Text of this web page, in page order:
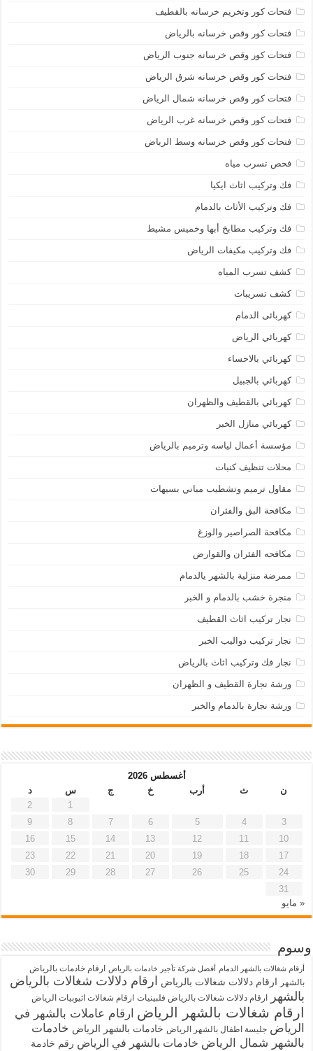
فتحات كور وتخريم خرسانه بالقطيف
فتحات كور وقص خرسانه بالرياض
فتحات كور وقص خرسانه جنوب الرياض
فتحات كور وقص خرسانه شرق الرياض
فتحات كور وقص خرسانه شمال الرياض
فتحات كور وقص خرسانه غرب الرياض
فتحات كور وقص خرسانه وسط الرياض
فحص تسرب مياه
فك وتركيب اثاث ايكيا
فك وتركيب الأثاث بالدمام
فك وتركيب مطابخ أبها وخميس مشيط
فك وتركيب مكيفات الرياض
كشف تسرب المياه
كشف تسريبات
كهربائى الدمام
كهربائي الرياض
كهربائي بالاحساء
كهربائي بالجبيل
كهربائي بالقطيف والظهران
كهربائي منازل الخبر
مؤسسة أعمال لياسه وترميم بالرياض
محلات تنظيف كنبات
مقاول ترميم وتشطيب مباني بسيهات
مكافحة البق والفئران
مكافحة الصراصير والوزغ
مكافحه الفئران والقوارض
ممرضة منزلية بالشهر يالدمام
منجرة خشب بالدمام و الخبر
نجار تركيب اثاث القطيف
نجار تركيب دواليب الخبر
نجار فك وتركيب اثاث بالرياض
ورشة نجارة القطيف و الظهران
ورشة نجارة بالدمام والخبر
أغسطس 2026
ن
ث أرب خ ج س
د
1
2
3
4
5
6
7
8
9
10
11
12
13
14
15
16
17
18
19
20
21
22
23
24
25
26
27
28
29
30
31
« مايو
وسوم
أرقام شغالات بالشهر الدمام أفضل شركة تأجير خادمات بالرياض
ارقام خادمات بالرياض
بالشهر
ارقام دلالات شغالات بالرياض ارقام دلالات شغالات بالرياض
بالشهر
ارقام دلالات شغالات بالرياض فلبينيات ارقام شغالات اثيوبيات الرياض
ارقام شغالات بالشهر الرياض ارقام عاملات بالشهر في
الرياض جليسة اطفال بالشهر الرياض خادمات بالشهر الرياض خادمات
بالشهر شمال الرياض خادمات بالشهر في الرياض رقم خادمة